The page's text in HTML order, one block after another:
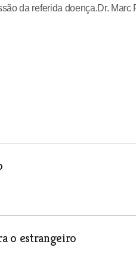
da referida doença.Dr.
o estrangeiro